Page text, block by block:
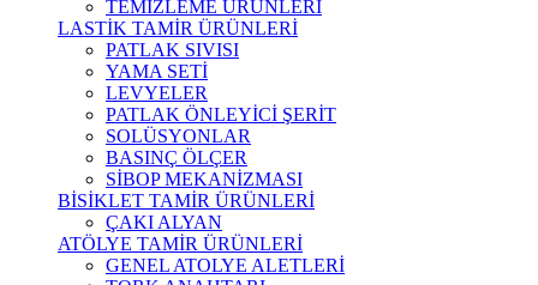
TEMİZLEME ÜRÜNLERİ
LASTİK TAMİR ÜRÜNLERİ
PATLAK SIVISI
YAMA SETİ
LEVYELER
PATLAK ÖNLEYİCİ ŞERİT
SOLÜSYONLAR
BASINÇ ÖLÇER
SİBOP MEKANİZMASI
BİSİKLET TAMİR ÜRÜNLERİ
ÇAKI ALYAN
ATÖLYE TAMİR ÜRÜNLERİ
GENEL ATOLYE ALETLERİ